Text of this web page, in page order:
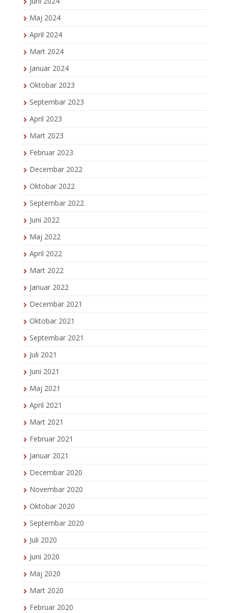
Maj 2024
April 2024
Mart 2024
Januar 2024
Oktobar 2023
Septembar 2023
April 2023
Mart 2023
Februar 2023
Decembar 2022
Oktobar 2022
Septembar 2022
Juni 2022
Maj 2022
April 2022
Mart 2022
Januar 2022
Decembar 2021
Oktobar 2021
Septembar 2021
Juli 2021
Juni 2021
Maj 2021
April 2021
Mart 2021
Februar 2021
Januar 2021
Decembar 2020
Novembar 2020
Oktobar 2020
Septembar 2020
Juli 2020
Juni 2020
Maj 2020
Mart 2020
Februar 2020